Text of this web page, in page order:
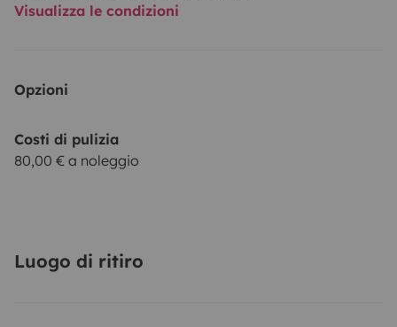
Visualizza le condizioni
Opzioni
Costi di pulizia
80,00 € a noleggio
Luogo di ritiro